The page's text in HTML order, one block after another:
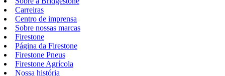
Carreiras
Centro de imprensa
Sobre nossas marcas
Firestone
Página da Firestone
Firestone Pneus
Firestone Agrícola
Nossa história